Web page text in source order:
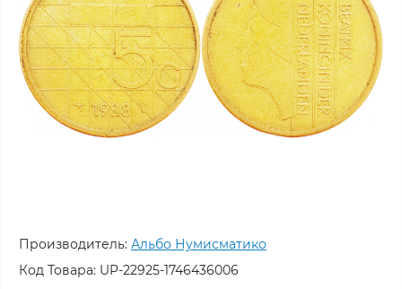
Производитель: Альбо Нумисматико
Код Товара: UP-22925-1746436006